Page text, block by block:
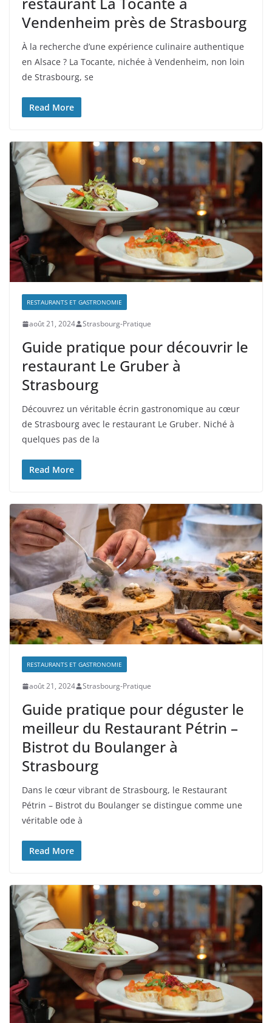
Vendenheim près de Strasbourg
À la recherche d’une expérience culinaire authentique
en Alsace ? La Tocante, nichée à Vendenheim, non loin
de Strasbourg, se
Read More
RESTAURANTS ET GASTRONOMIE
août 21, 2024 Strasbourg-Pratique
Guide pratique pour découvrir le
restaurant Le Gruber à
Strasbourg
Découvrez un véritable écrin gastronomique au cœur
de Strasbourg avec le restaurant Le Gruber. Niché à
quelques pas de la
Read More
RESTAURANTS ET GASTRONOMIE
août 21, 2024 Strasbourg-Pratique
Guide pratique pour déguster le
meilleur du Restaurant Pétrin –
Bistrot du Boulanger à
Strasbourg
Dans le cœur vibrant de Strasbourg, le Restaurant
Pétrin – Bistrot du Boulanger se distingue comme une
véritable ode à
Read More